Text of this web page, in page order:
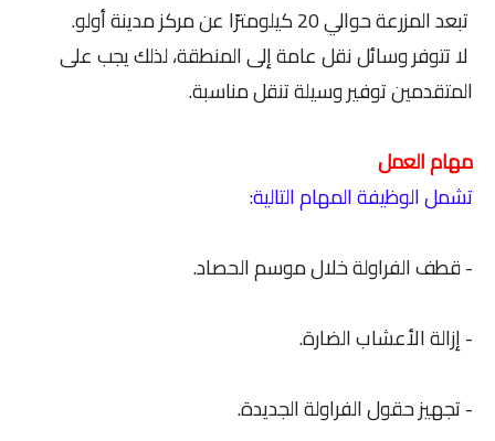
تبعد المزرعة حوالي 20 كيلومترًا عن مركز مدينة أولو.
لا تتوفر وسائل نقل عامة إلى المنطقة، لذلك يجب على
المتقدمين توفير وسيلة تنقل مناسبة.
مهام العمل
تشمل الوظيفة المهام التالية:
- قطف الفراولة خلال موسم الحصاد.
- إزالة الأعشاب الضارة.
- تجهيز حقول الفراولة الجديدة.